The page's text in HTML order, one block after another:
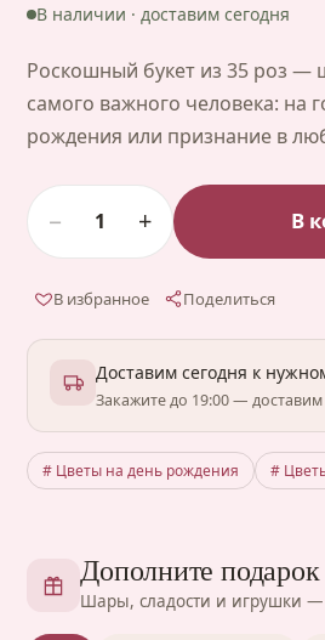
В наличии · доставим сегодня
Роскошный букет из 35 роз —
самого важного человека: на
рождения или признание в
− 1 + В
В избранное Поделиться
Доставим сегодня к
Закажите до 19:00 —
# Цветы на день рождения #
Дополните подарок
Шары, сладости и игрушки —